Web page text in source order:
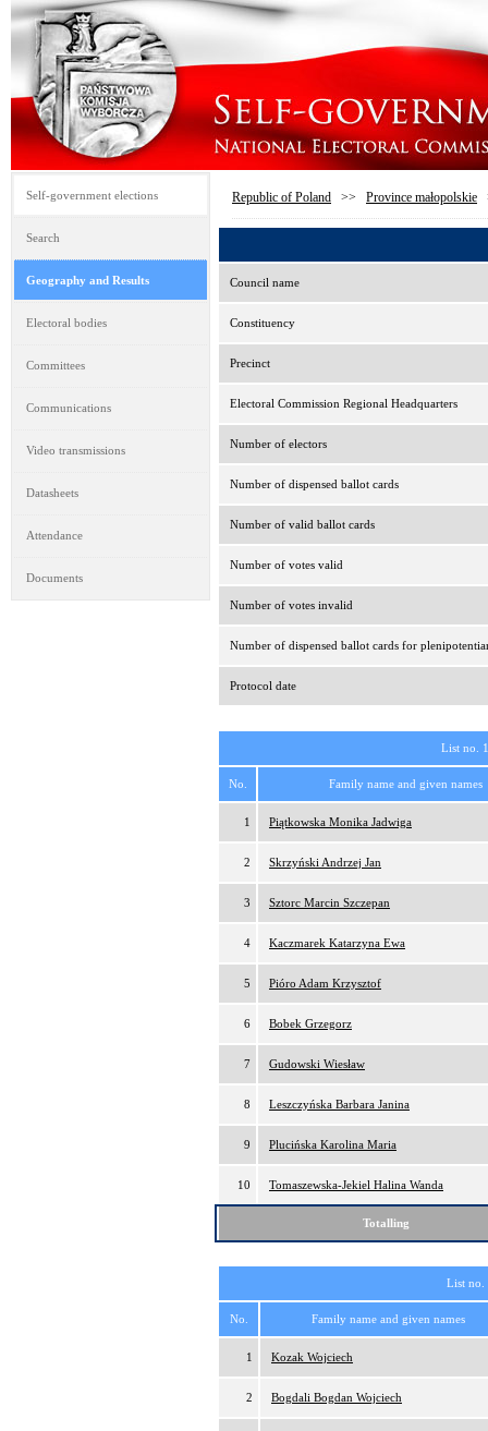
Self-government elections
Search
Geography and Results
Electoral bodies
Committees
Communications
Video transmissions
Datasheets
Attendance
Documents
Republic of Poland >> Province małopolskie
Council name
Constituency
Precinct
Electoral Commission Regional Headquarters
Number of electors
Number of dispensed ballot cards
Number of valid ballot cards
Number of votes valid
Number of votes invalid
Number of dispensed ballot cards for
Protocol date
List no.
No. Family name and given names
1 Piątkowska Monika Jadwiga
2 Skrzyński Andrzej Jan
3 Sztorc Marcin Szczepan
4 Kaczmarek Katarzyna Ewa
5 Pióro Adam Krzysztof
6 Bobek Grzegorz
7 Gudowski Wiesław
8 Leszczyńska Barbara Janina
9 Plucińska Karolina Maria
10 Tomaszewska-Jekiel Halina Wanda
Totalling
List
No. Family name and given names
1 Kozak Wojciech
2 Bogdali Bogdan Wojciech